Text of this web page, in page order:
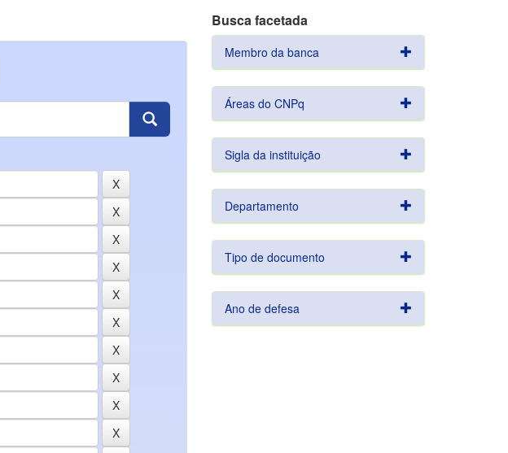
Busca facetada
Membro da banca
Áreas do CNPq
Sigla da instituição
Departamento
Tipo de documento
Ano de defesa